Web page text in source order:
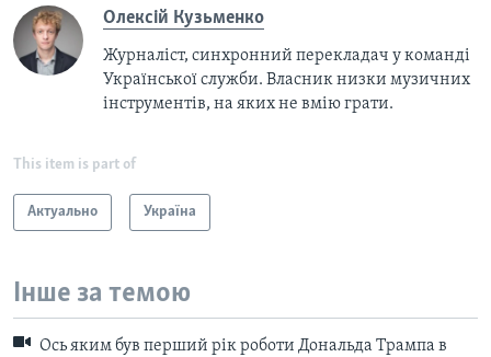
Олексій Кузьменко
Журналіст, синхронний перекладач у команді
Української служби. Власник низки музичних
інструментів, на яких не вмію грати.
This item is part of
Актуально Україна
Інше за темою
Ось яким був перший рік роботи Дональда Трампа в